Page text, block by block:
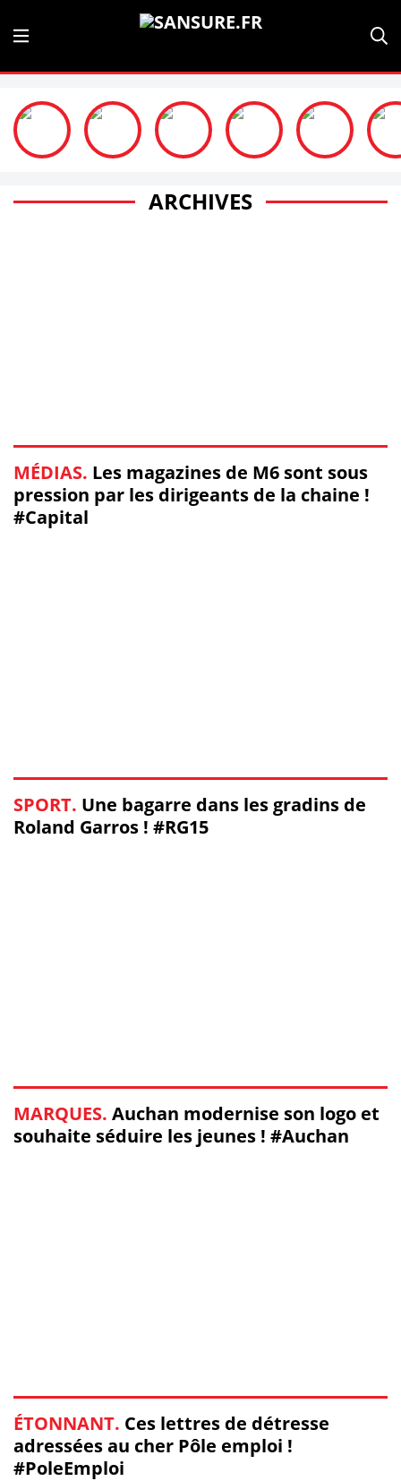
ARCHIVES
MÉDIAS. Les magazines de M6 sont sous
pression par les dirigeants de la chaine !
#Capital
SPORT. Une bagarre dans les gradins de
Roland Garros ! #RG15
MARQUES. Auchan modernise son logo et
souhaite séduire les jeunes ! #Auchan
ÉTONNANT. Ces lettres de détresse
adressées au cher Pôle emploi !
#PoleEmploi